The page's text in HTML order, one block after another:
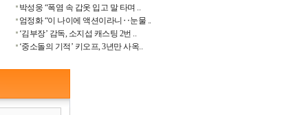
박성웅 “폭염 속 갑옷 입고 말 타며 ..
엄정화 “이 나이에 액션이라니‥눈물 ..
‘김부장’ 감독, 소지섭 캐스팅 2번 ..
‘중소돌의 기적’ 키오프, 3년만 사옥..